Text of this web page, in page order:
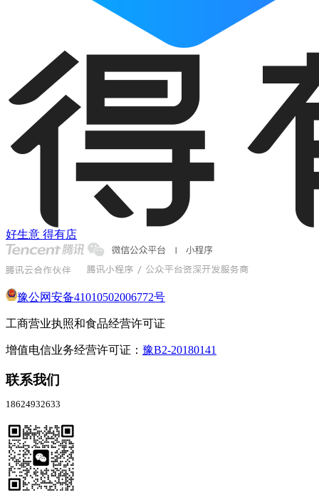
好生意 得有店
豫公网安备41010502006772号
工商营业执照和食品经营许可证
增值电信业务经营许可证： 豫B2-20180141
联系我们
18624932633